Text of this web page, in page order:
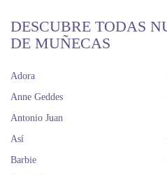
DESCUBRE TODAS
DE MUÑECAS
Adora
Anne Geddes
Antonio Juan
Así
Barbie